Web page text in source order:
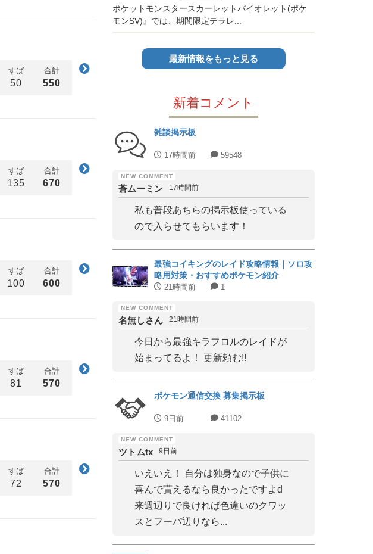
すば
50
合計
550
すば
135
合計
670
すば
100
合計
600
すば
81
合計
570
すば
72
合計
570
ポケットモンスタースカーレットバイオレット(ポケ
モンSV)』では、期間限定テラレ...
最新情報をもっと見る
新着コメント
雑談掲示板
17時間前 59548
蒼ムーミン 17時間前
私も普段あちらの掲示板使っている
ので入らせてもらいます！
最強コイキングのレイド攻略情報｜ソロ攻
略用対策・おすすめポケモン紹介
21時間前 1
名無しさん 21時間前
今日から最強キラフロルのレイドが
始まってるよ！ 更新頼む!!
ポケモン通信交換 募集掲示板
9日前 41102
ツトムtx 9日前
いえいえ！ 自分は独身なので子供に
喜んで貰えるなら良かったですよd
来週辺りで良ければ色違いのクワッ
スとフーパ辺りなら...